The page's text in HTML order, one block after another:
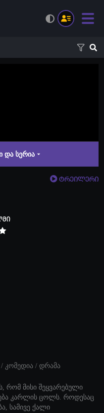
და სერია
ტრეილერი
კომედია/ დრამა
რომ მისი შეყვარებული
კარლის ცოლს. როდესაც
სამივე ქალი